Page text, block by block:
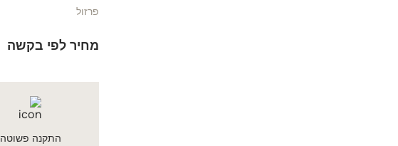
פרזול
מחיר לפי בקשה
התקנה פשוטה